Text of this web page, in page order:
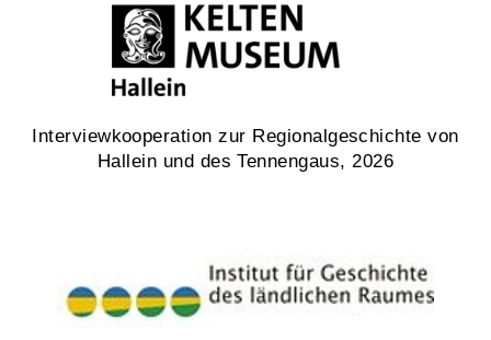
Interviewkooperation zur Regionalgeschichte von
Hallein und des Tennengaus, 2026